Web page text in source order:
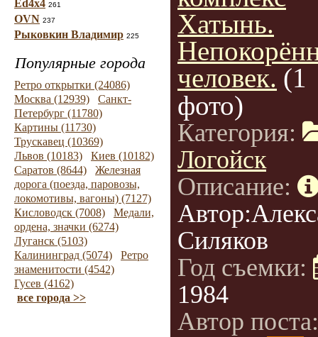
Ed4x4 261
OVN 237
Рыковкин Владимир 225
Популярные города
Ретро открытки (24086)
Москва (12939)
Санкт-
Петербург (11780)
Картины (11730)
Трускавец (10369)
Львов (10183)
Киев (10182)
Саратов (8644)
Железная
дорога (поезда, паровозы,
локомотивы, вагоны) (7127)
Кисловодск (7008)
Медали,
ордена, значки (6274)
Луганск (5103)
Калининград (5074)
Ретро
знаменитости (4542)
Гусев (4162)
все города >>
Хатынь.
человек. (1
фото)
Категория:
Логойск
Описание:
Силяков
Год съемки:
1984
Автор